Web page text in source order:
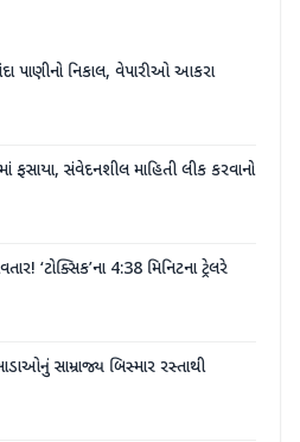
પાણીનો નિકાલ, વેપારીઓ આકરા
ફસાયા, સંવેદનશીલ માહિતી લીક કરવાનો
‘ટોક્સિક’ના 4:38 મિનિટના ટ્રેલરે
સામ્રાજ્ય બિસ્માર રસ્તાથી